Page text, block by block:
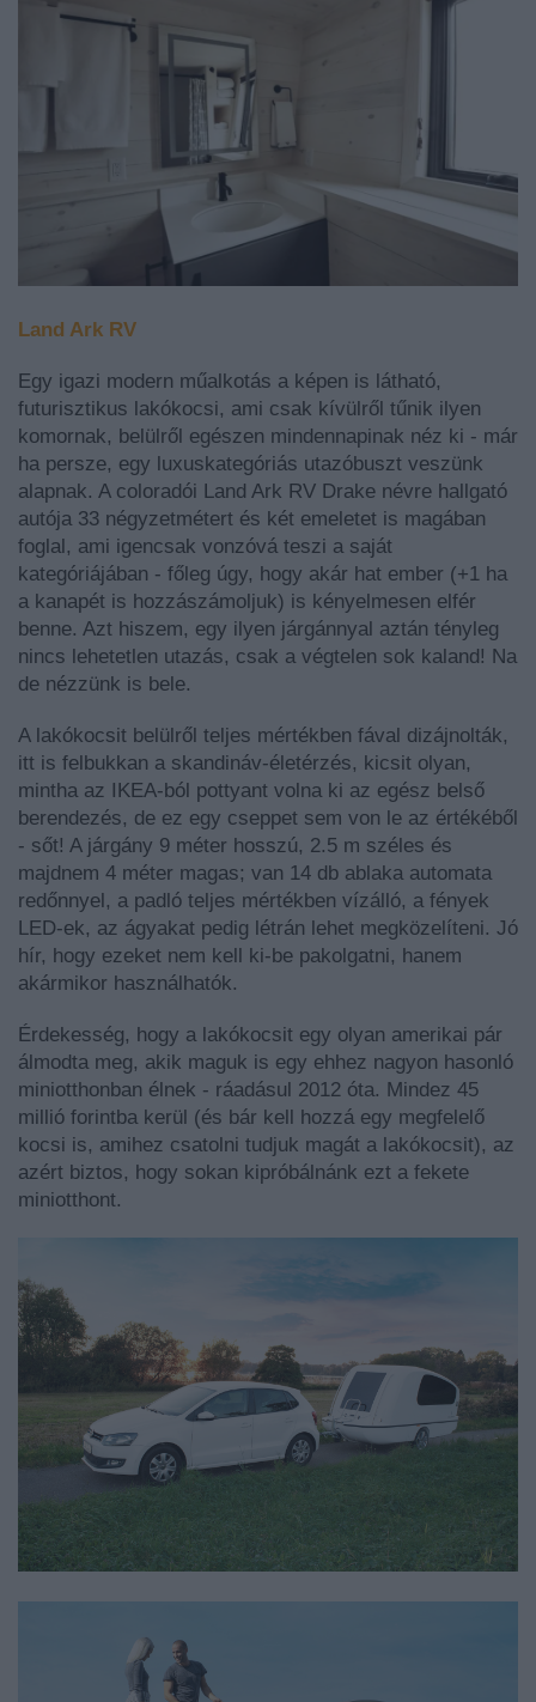
Land Ark RV
Egy igazi modern műalkotás a képen is látható,
futurisztikus lakókocsi, ami csak kívülről tűnik ilyen
komornak, belülről egészen mindennapinak néz ki - már
ha persze, egy luxuskategóriás utazóbuszt veszünk
alapnak. A coloradói Land Ark RV Drake névre hallgató
autója 33 négyzetmétert és két emeletet is magában
foglal, ami igencsak vonzóvá teszi a saját
kategóriájában - főleg úgy, hogy akár hat ember (+1 ha
a kanapét is hozzászámoljuk) is kényelmesen elfér
benne. Azt hiszem, egy ilyen járgánnyal aztán tényleg
nincs lehetetlen utazás, csak a végtelen sok kaland! Na
de nézzünk is bele.
A lakókocsit belülről teljes mértékben fával dizájnolták,
itt is felbukkan a skandináv-életérzés, kicsit olyan,
mintha az IKEA-ból pottyant volna ki az egész belső
berendezés, de ez egy cseppet sem von le az értékéből
- sőt! A járgány 9 méter hosszú, 2.5 m széles és
majdnem 4 méter magas; van 14 db ablaka automata
redőnnyel, a padló teljes mértékben vízálló, a fények
LED-ek, az ágyakat pedig létrán lehet megközelíteni. Jó
hír, hogy ezeket nem kell ki-be pakolgatni, hanem
akármikor használhatók.
Érdekesség, hogy a lakókocsit egy olyan amerikai pár
álmodta meg, akik maguk is egy ehhez nagyon hasonló
miniotthonban élnek - ráadásul 2012 óta. Mindez 45
millió forintba kerül (és bár kell hozzá egy megfelelő
kocsi is, amihez csatolni tudjuk magát a lakókocsit), az
azért biztos, hogy sokan kipróbálnánk ezt a fekete
miniotthont.